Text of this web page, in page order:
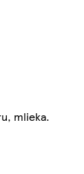
mlieka.